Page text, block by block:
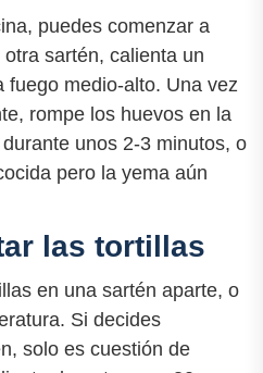
puedes comenzar a
sartén, calienta un
fuego medio-alto. Una vez
rompe los huevos en la
unos 2-3 minutos, o
pero la yema aún
las tortillas
en una sartén aparte, o
Si decides
solo es cuestión de